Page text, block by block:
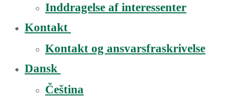
Inddragelse af interessenter
Kontakt
Kontakt og ansvarsfraskrivelse
Dansk
Čeština